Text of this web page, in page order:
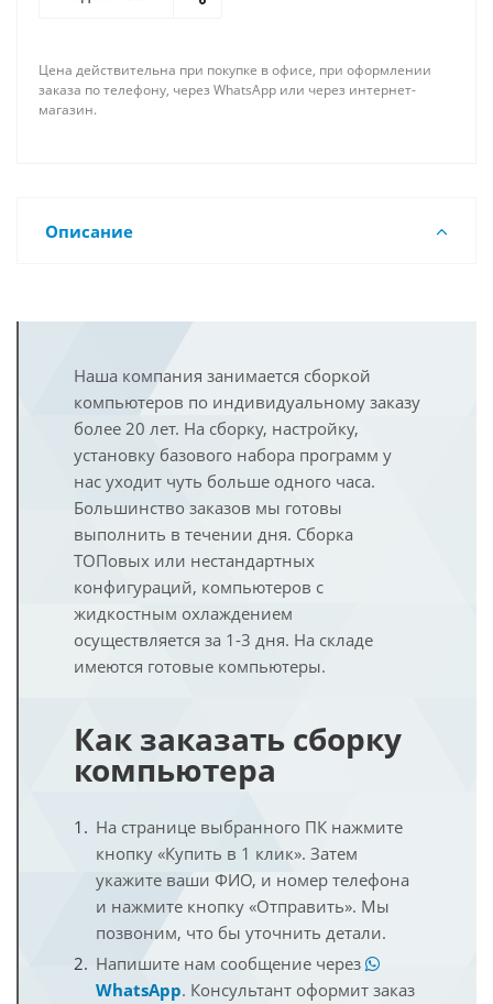
Цена действительна при покупке в офисе, при оформлении
заказа по телефону, через WhatsApp или через интернет-
магазин.
Описание
Наша компания занимается сборкой
компьютеров по индивидуальному заказу
более 20 лет. На сборку, настройку,
установку базового набора программ у
нас уходит чуть больше одного часа.
Большинство заказов мы готовы
выполнить в течении дня. Сборка
ТОПовых или нестандартных
конфигураций, компьютеров с
жидкостным охлаждением
осуществляется за 1-3 дня. На складе
имеются готовые компьютеры.
Как заказать сборку
компьютера
На странице выбранного ПК нажмите
кнопку «Купить в 1 клик». Затем
укажите ваши ФИО, и номер телефона
и нажмите кнопку «Отправить». Мы
позвоним, что бы уточнить детали.
Напишите нам сообщение через
WhatsApp. Консультант оформит заказ